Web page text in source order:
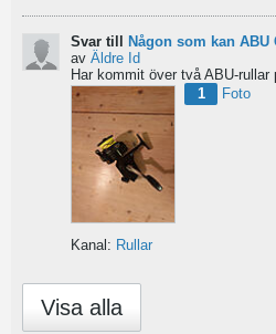
Svar till Någon som kan ABU
av Äldre Id
1
Foto
Kanal: Rullar
Visa alla